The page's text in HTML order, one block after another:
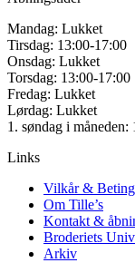
Mandag: Lukket
Tirsdag: 13:00-17:00
Onsdag: Lukket
Torsdag: 13:00-17:00
Fredag: Lukket
Lørdag: Lukket
1. søndag i måneden:
Links
Vilkår &
Om Tille’s
Kontakt &
Broderiets
Arkiv